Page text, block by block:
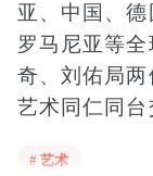
亚、中国、德
罗马尼亚等
奇、刘佑局
艺术同仁同台
本次展览落
# 艺术